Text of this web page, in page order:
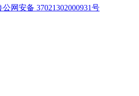
公网安备 37021302000931号